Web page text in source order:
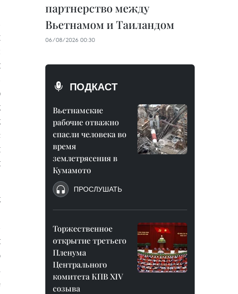
партнерство между
Вьетнамом и Таиландом
06/08/2026 00:30
ПОДКАСТ
Вьетнамские
рабочие отважно
спасли человека во
время
землетрясения в
Кумамото
ПРОСЛУШАТЬ
Торжественное
открытие третьего
Пленума
Центрального
комитета КПВ XIV
созыва